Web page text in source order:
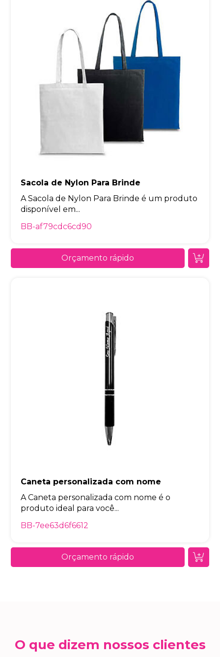
Sacola de Nylon Para Brinde
A Sacola de Nylon Para Brinde é um produto
disponível em...
BB-af79cdc6cd90
Orçamento rápido
Caneta personalizada com nome
A Caneta personalizada com nome é o
produto ideal para você...
BB-7ee63d6f6612
Orçamento rápido
O que dizem nossos clientes